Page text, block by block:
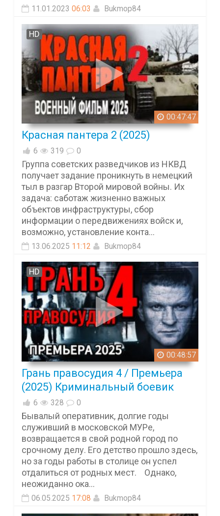
11.01.2023 06:03 Bukmop84
00:47:47
HD
Красная пантера 2 (2025)
6 319 0
Группа советских разведчиков из НКВД
получает задание проникнуть в немецкий
тыл в разгар Второй мировой войны. Их
задача: саботаж жизненно важных
объектов инфраструктуры, сбор
информации о передвижениях войск и,
возможно, установление конта...
13.06.2025 11:12 Bukmop84
00:48:57
HD
Грань правосудия 4 / Премьера
(2025) Криминальный боевик
6 328 0
Бывалый оперативник, долгие годы
служивший в московской МУРе,
возвращается в свой родной город по
срочному делу. Его детство прошло здесь,
но за годы работы в столице он успел
отдалиться от родных мест. Однако,
неожиданно ока...
06.05.2025 17:08 Bukmop84